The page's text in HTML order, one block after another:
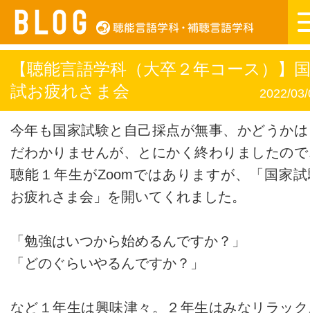
【聴能言語学科（大卒２年コース）】国
試お疲れさま会
2022/
今年も国家試験と自己採点が無事、かどうか
だわかりませんが、とにかく終わりましたの
聴能１年生がZoomではありますが、「国家
お疲れさま会」を開いてくれました。
「勉強はいつから始めるんですか？」
「どのぐらいやるんですか？」
など１年生は興味津々。２年生はみなリラッ